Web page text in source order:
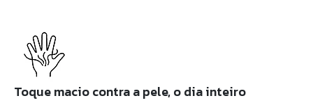
Toque macio contra a pele, o dia inteiro